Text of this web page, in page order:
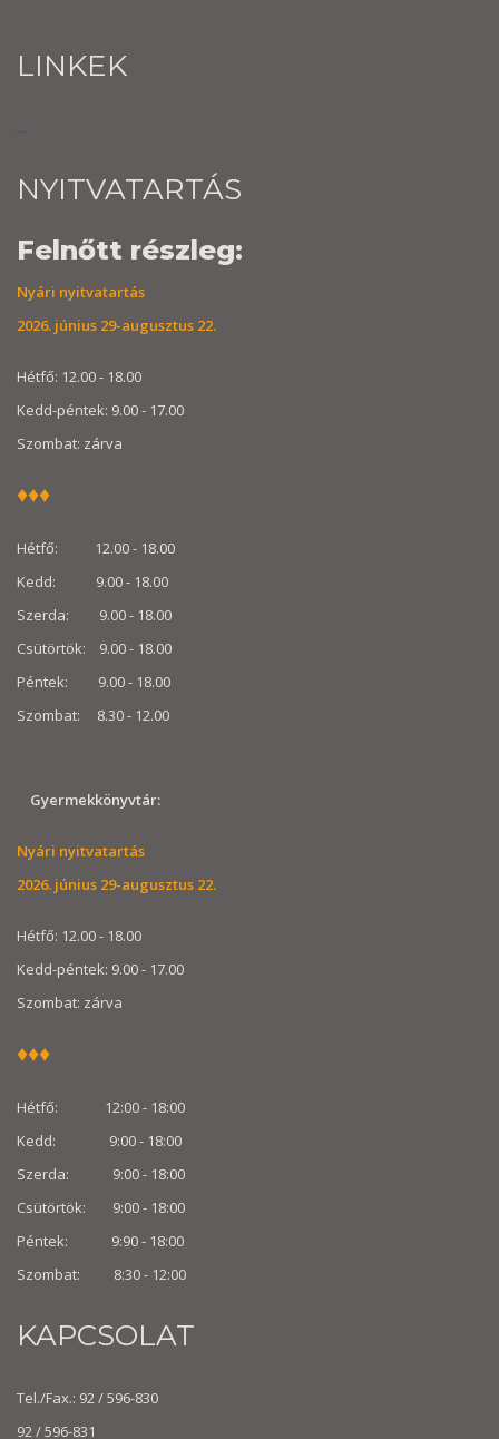
LINKEK
NYITVATARTÁS
Felnőtt részleg:
Nyári nyitvatartás
2026. június 29-augusztus 22.
Hétfő: 12.00 - 18.00
Kedd-péntek: 9.00 - 17.00
Szombat: zárva
♦♦♦
Hétfő: 12.00 - 18.00
Kedd: 9.00 - 18.00
Szerda: 9.00 - 18.00
Csütörtök: 9.00 - 18.00
Péntek: 9.00 - 18.00
Szombat: 8.30 - 12.00
Gyermekkönyvtár:
Nyári nyitvatartás
2026. június 29-augusztus 22.
Hétfő: 12.00 - 18.00
Kedd-péntek: 9.00 - 17.00
Szombat: zárva
♦♦♦
Hétfő: 12:00 - 18:00
Kedd: 9:00 - 18:00
Szerda: 9:00 - 18:00
Csütörtök: 9:00 - 18:00
Péntek: 9:90 - 18:00
Szombat: 8:30 - 12:00
KAPCSOLAT
Tel./Fax.: 92 / 596-830
92 / 596-831